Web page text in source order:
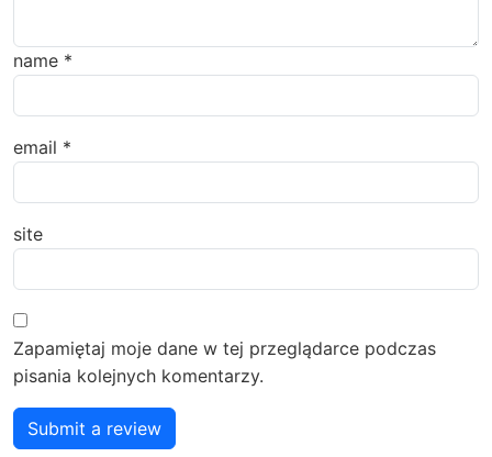
name *
email *
site
Zapamiętaj moje dane w tej przeglądarce podczas
pisania kolejnych komentarzy.
Submit a review